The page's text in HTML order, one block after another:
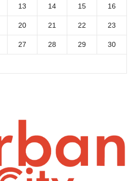
13 14 15 16
20 21 22 23
27 28 29 30